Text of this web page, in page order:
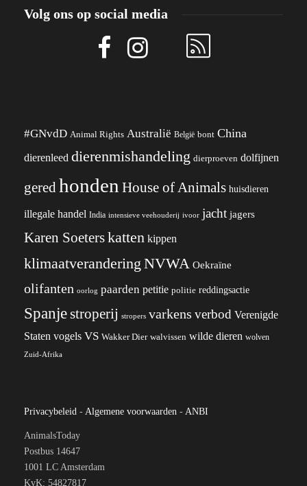
Volg ons op social media
#GNvdD Animal Rights Australië België bont China
dierenleed dierenmishandeling dierproeven dolfijnen
geredhonden House of Animals huisdieren
illegale handel India intensieve veehouderij ivoor jacht jagers
Karen Soeterskatten kippen
klimaatverandering NVWA Oekraïne
olifanten oorlog paarden petitie politie reddingsactie
Spanjestroperij stropers varkens verbod Verenigde
Staten vogels VS Wakker Dier walvissen wilde dieren wolven
Zuid-Afrika
Privacybeleid - Algemene voorwaarden - ANBI
AnimalsToday
Postbus 14647
1001 LC Amsterdam
KvK: 54827817